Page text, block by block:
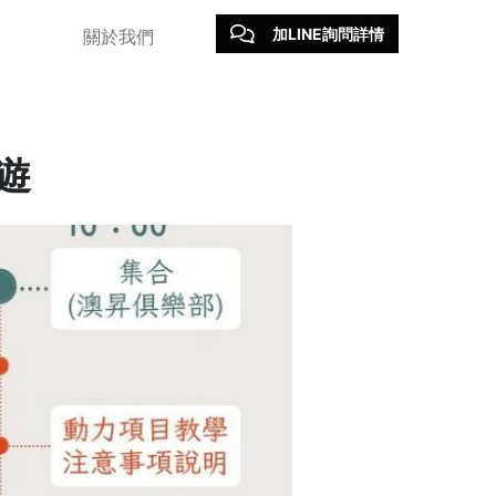
關於我們 加LINE詢問詳情